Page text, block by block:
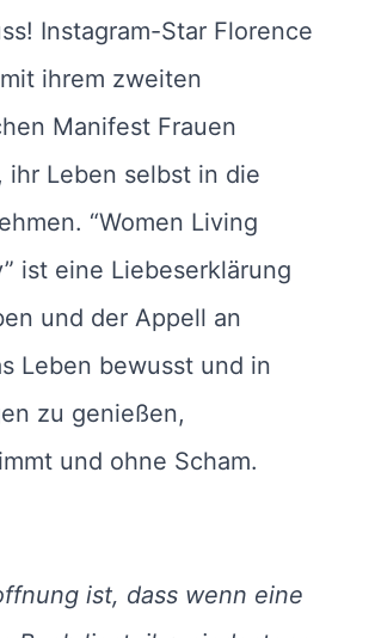
Instagram-Star Florence
ihrem zweiten
Manifest Frauen
ihr Leben selbst in die
“Women Living
ist eine Liebeserklärung
und der Appell an
Leben bewusst und in
zu genießen,
und ohne Scham.
ist, dass wenn eine